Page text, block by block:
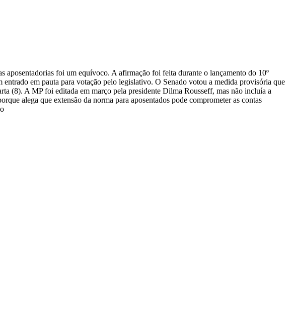
aposentadorias foi um equívoco. A afirmação foi feita durante o lançamento do 10º
em pauta para votação pelo legislativo. O Senado votou a medida provisória que
(8). A MP foi editada em março pela presidente Dilma Rousseff, mas não incluía a
alega que extensão da norma para aposentados pode comprometer as contas